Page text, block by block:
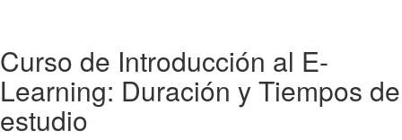
Curso de Introducción al E-
Learning: Duración y Tiempos de
estudio